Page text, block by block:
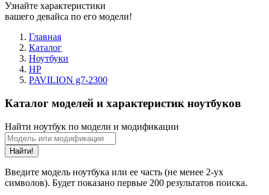
Узнайте характеристики
вашего девайса по его модели!
Главная
Каталог
Ноутбуки
HP
PAVILION g7-2300
Каталог моделей и характеристик ноутбуков
Найти ноутбук по модели и модификации
Найти!
Введите модель ноутбука или ее часть (не менее 2-ух
символов). Будет показано первые 200 результатов поиска.